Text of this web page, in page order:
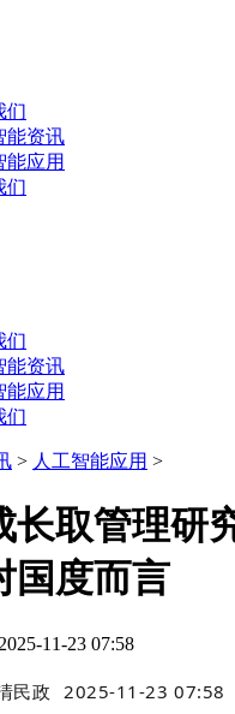
们
能资讯
能应用
们
们
能资讯
能应用
们
> 人工智能应用 >
长取管理研
国度而言
11-23 07:58
民政 2025-11-23 07:58